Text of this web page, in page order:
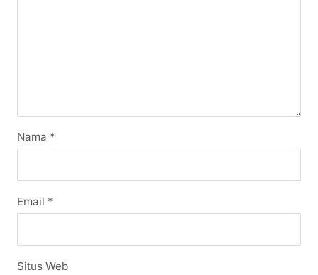
Nama *
Email *
Situs Web